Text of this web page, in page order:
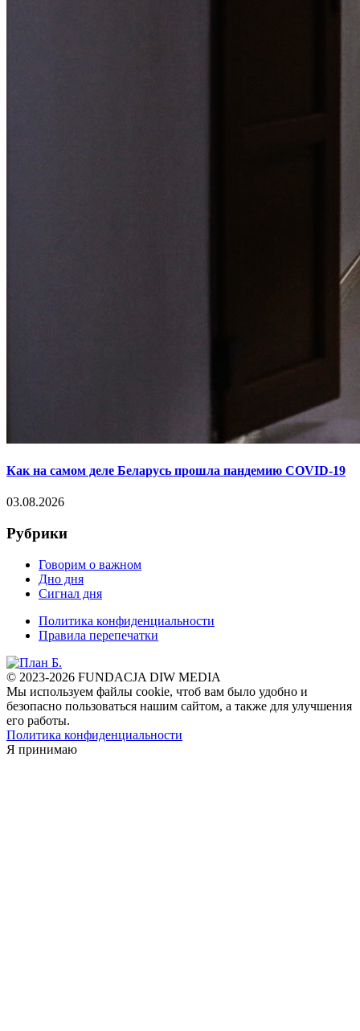
Как на самом деле Беларусь прошла пандемию COVID-19
03.08.2026
Рубрики
Говорим о важном
Дно дня
Сигнал дня
Политика конфиденциальности
Правила перепечатки
© 2023-2026 FUNDACJA DIW MEDIA
Мы используем файлы cookie, чтоб вам было удобно и
безопасно пользоваться нашим сайтом, а также для улучшения
его работы.
Политика конфиденциальности
Я принимаю